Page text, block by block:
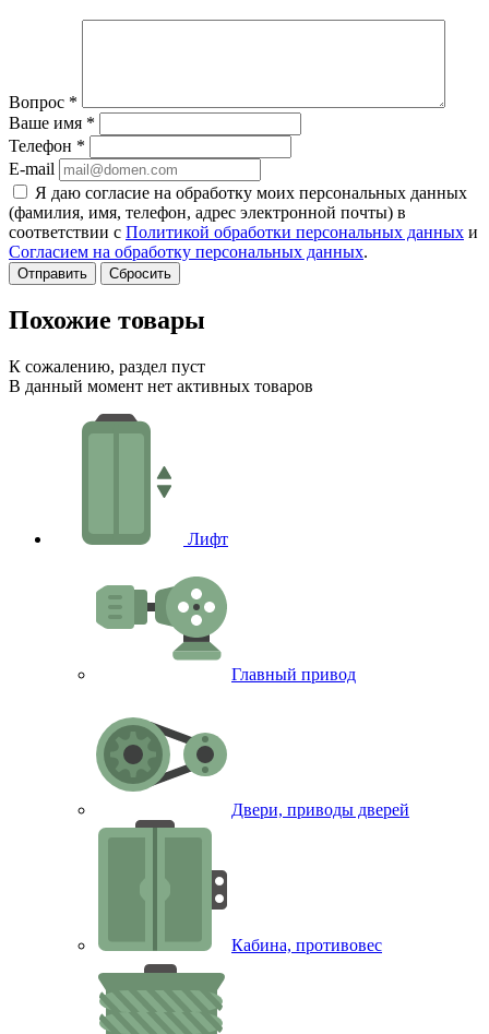
Вопрос *
Ваше имя *
Телефон *
E-mail
Я даю согласие на обработку моих персональных данных
(фамилия, имя, телефон, адрес электронной почты) в
соответствии с Политикой обработки персональных данных и
Согласием на обработку персональных данных.
Сбросить
Похожие товары
К сожалению, раздел пуст
В данный момент нет активных товаров
Лифт
Главный привод
Двери, приводы дверей
Кабина, противовес